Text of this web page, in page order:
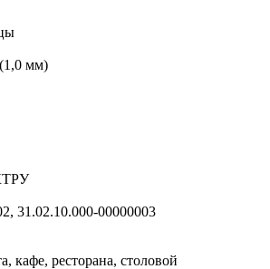
мм)
31.02.10.000-00000003
кафе, ресторана, столовой